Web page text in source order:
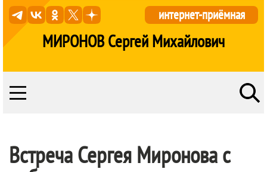
МИРОНОВ Сергей Михайлович
интернет-приёмная
Встреча Сергея Миронова с